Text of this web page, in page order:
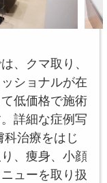
、クマ取り、
ショナルが在
低価格で施術
詳細な症例写
科治療をはじ
、痩身、小顔
ューを取り扱